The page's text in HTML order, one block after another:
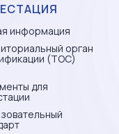
информация
орган
(ТОС)
для